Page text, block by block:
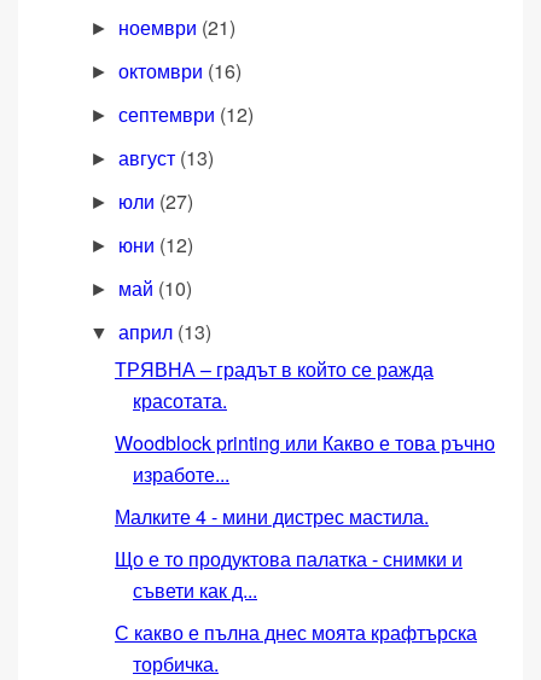
► ноември (21)
►октомври (16)
►септември (12)
►август (13)
► юли (27)
► юни (12)
► май (10)
▼април (13)
ТРЯВНА – градът в който се ражда
красотата.
Woodblock printing или Какво е това ръчно
изработе...
Малките 4 - мини дистрес мастила.
Що е то продуктова палатка - снимки и
съвети как д...
С какво е пълна днес моята крафтърска
торбичка.